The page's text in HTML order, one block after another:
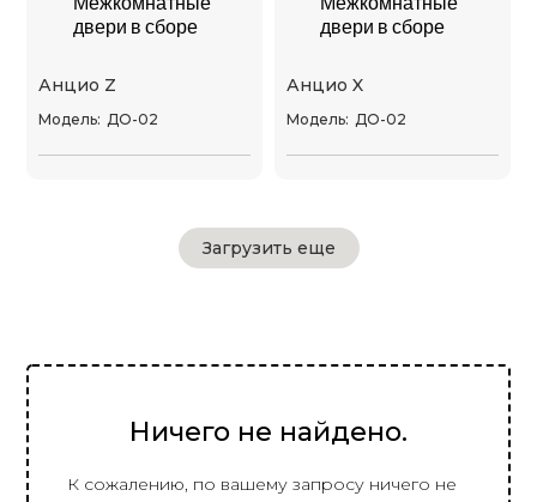
Анцио Z
Модель: ДО-02
Анцио X
Модель: ДО-02
Загрузить еще
Ничего не найдено.
К сожалению, по вашему запросу ничего не